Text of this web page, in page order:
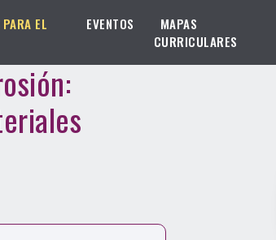
EL
EVENTOS
MAPAS
CURRICULARES